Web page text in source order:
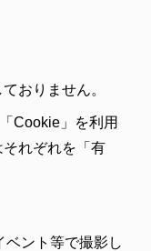
おりません。
Cookie」を利用
れぞれを「有
ベント等で撮影し